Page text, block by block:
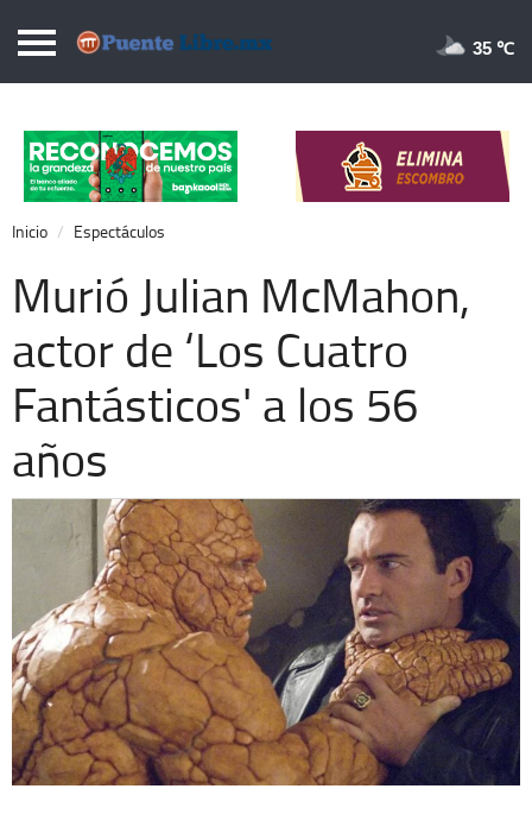
Puentelibre.mx
Local
Nacional
Opinión
Cronos
Economía
Espectáculos
Extra +
35 ℃
Inicio Espectáculos
Murió Julian McMahon,
actor de ‘Los Cuatro
Fantásticos' a los 56
años